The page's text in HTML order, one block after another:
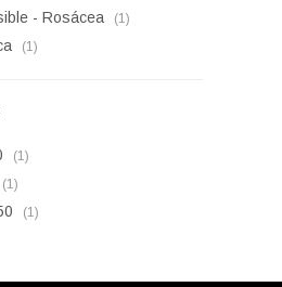
- Rosácea (1)
(1)
(1)
(1)
(1)